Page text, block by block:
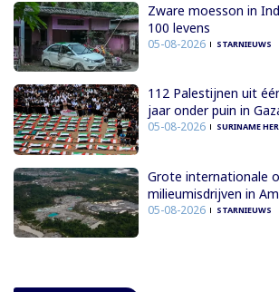
Zware moesson in
100 levens
05-08-2026 STARNIEUWS
112 Palestijnen uit
jaar onder puin in
05-08-2026 SURINAME
Grote internationale
milieumisdrijven in
05-08-2026 STARNIEUWS